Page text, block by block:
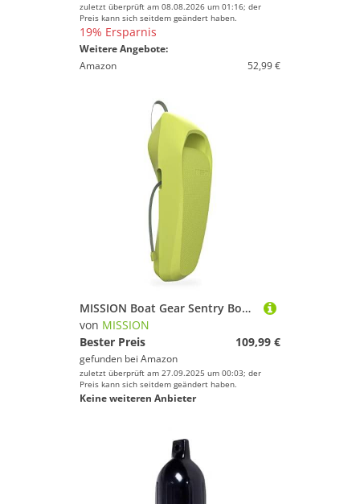
zuletzt überprüft am 08.08.2026 um 01:16; der
Preis kann sich seitdem geändert haben.
19% Ersparnis
Weitere Angebote:
Amazon
52,99 €
MISSION Boat Gear Sentry Boat Dock Fender Bumper (Atomic Yellow, 1 Stück)
von MISSION
Bester Preis
109,99 €
gefunden bei Amazon
zuletzt überprüft am 27.09.2025 um 00:03; der
Preis kann sich seitdem geändert haben.
Keine weiteren Anbieter